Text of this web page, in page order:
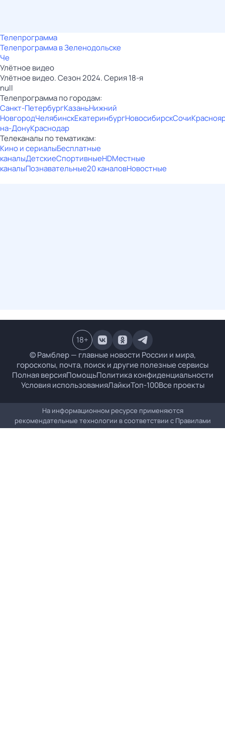
Телепрограмма
Телепрограмма в Зеленодольске
Че
Улётное видео
Улётное видео. Сезон 2024. Серия 18-я
null
Телепрограмма по городам:
Санкт-ПетербургКазаньНижний
НовгородЧелябинскЕкатеринбургНовосибирскСочи
на-ДонуКраснодар
Телеканалы по тематикам:
Кино и сериалыБесплатные
каналыДетскиеСпортивныеHDМестные
каналыПознавательные20 каналовНовостные
© Рамблер — главные новости России и мира,
гороскопы, почта, поиск и другие полезные сервисы
Полная версияПомощьПолитика конфиденциальности
Условия использованияЛайкиТоп-100Все проекты
18+
На информационном ресурсе применяются
рекомендательные технологии в соответствии с Правилами